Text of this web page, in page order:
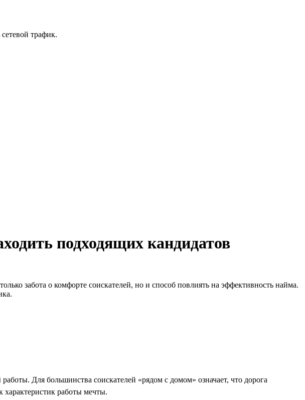
трафик.
подходящих кандидатов
забота о комфорте соискателей, но и способ повлиять на эффективность найма.
Для большинства соискателей «рядом с домом» означает, что дорога
характеристик работы мечты.